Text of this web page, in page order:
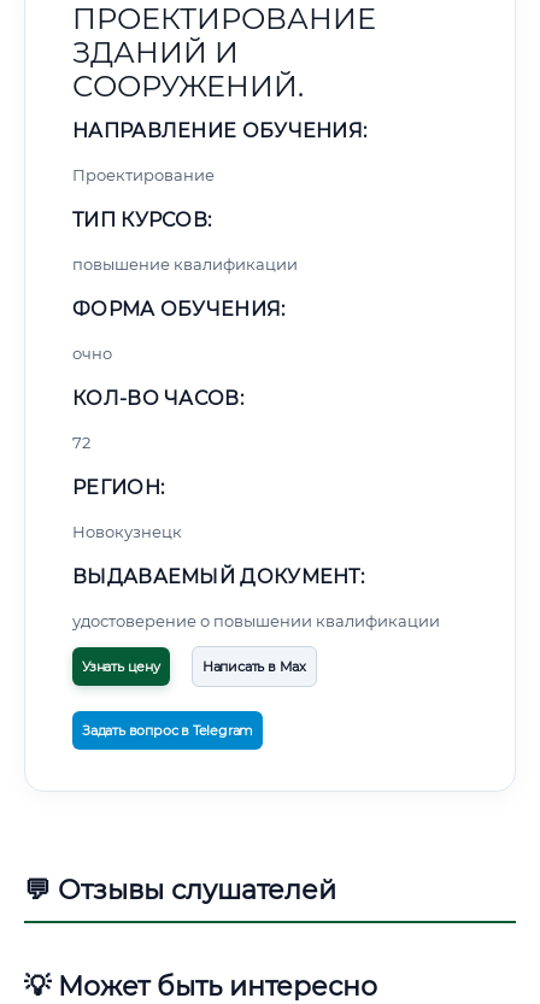
ПРОЕКТИРОВАНИЕ
ЗДАНИЙ И
СООРУЖЕНИЙ.
НАПРАВЛЕНИЕ ОБУЧЕНИЯ:
Проектирование
ТИП КУРСОВ:
повышение квалификации
ФОРМА ОБУЧЕНИЯ:
очно
КОЛ-ВО ЧАСОВ:
72
РЕГИОН:
Новокузнецк
ВЫДАВАЕМЫЙ ДОКУМЕНТ:
удостоверение о повышении квалификации
Узнать цену Написать в Max
Задать вопрос в Telegram
💬 Отзывы слушателей
💡 Может быть интересно